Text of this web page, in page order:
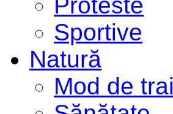
Sportive
Natură
Mod de trai